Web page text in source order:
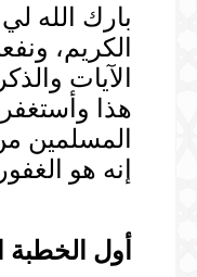
بارك الله
الكريم،
الآيات
هذا
المسلمين
إنه هو
أول الخطبة